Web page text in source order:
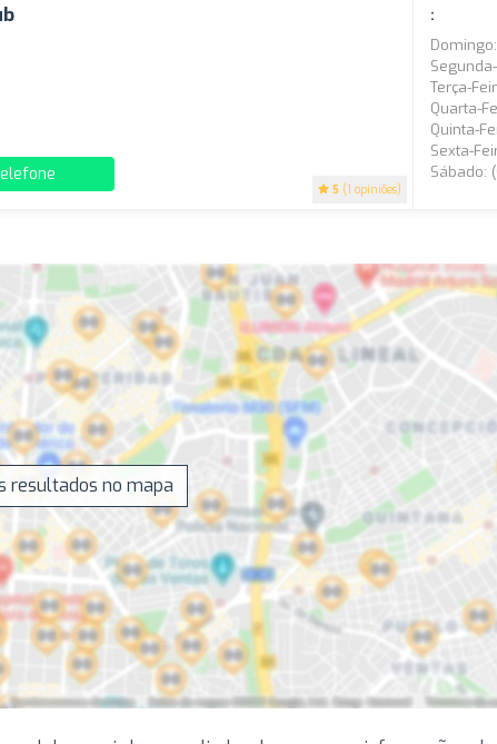
5 (1 opiniões)
:
Terça-
Quarta-
Quinta-
Sexta-
Sábado:
resultados no mapa